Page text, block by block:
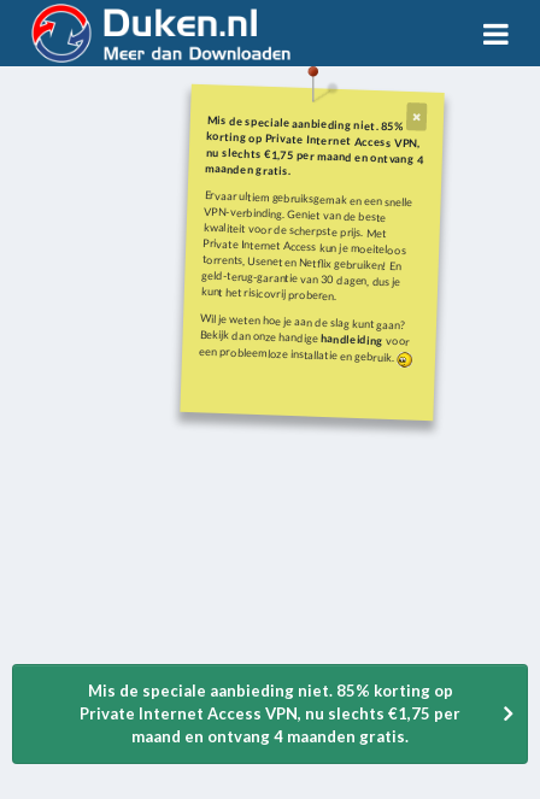
Mis de speciale aanbieding niet. 85%
korting op Private Internet Access VPN,
nu slechts €1,75 per maand en ontvang 4
maanden gratis.
Ervaar ultiem gebruiksgemak en een snelle
VPN-verbinding. Geniet van de beste
kwaliteit voor de scherpste prijs. Met
Private Internet Access kun je moeiteloos
torrents, Usenet en Netflix gebruiken! En
geld-terug-garantie van 30 dagen, dus je
kunt het risicovrij proberen.
Wil je weten hoe je aan de slag kunt gaan?
Bekijk dan onze handigehandleiding voor
een probleemloze installatie en gebruik.
Mis de speciale aanbieding niet. 85% korting op
Private Internet Access VPN, nu slechts €1,75 per
maand en ontvang 4 maanden gratis.